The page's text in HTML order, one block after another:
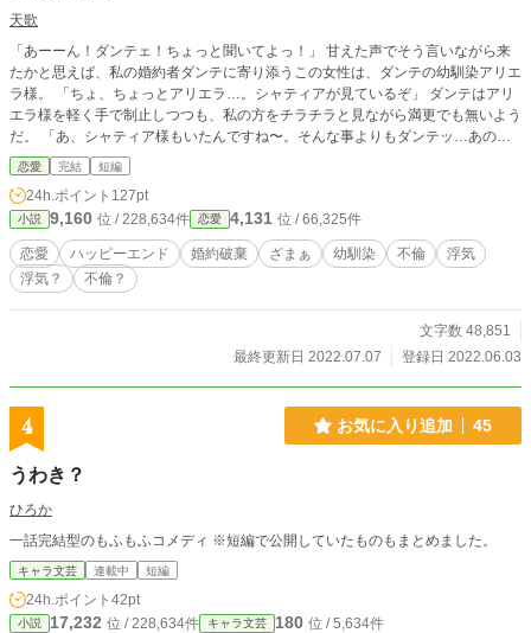
天歌
「あーーん！ダンテェ！ちょっと聞いてよっ！」 甘えた声でそう言いながら来
たかと思えば、私の婚約者ダンテに寄り添うこの女性は、ダンテの幼馴染アリエ
ラ様。 「ちょ、ちょっとアリエラ…。シャティアが見ているぞ」 ダンテはアリ
エラ様を軽く手で制止しつつも、私の方をチラチラと見ながら満更でも無いよう
だ。 「あ、シャティア様もいたんですね〜。そんな事よりもダンテッ…あの
ね…」 この距離で私が見えなければ医者を全力でお勧めしたい。 そして完全に
2人の世界に入っていく婚約者とその幼馴染…。 いつもこうなのだ。 いつも私
がダンテと過ごしていると必ずと言って良いほどアリエラ様が現れ2人の世界へ
旅立たれる。 私も想い合う2人を引き離すような悪女ではありませんよ？ 喜ん
で、身を引かせていただきます！ 短編予定です。 設定緩いかもしれません。お
許しください。 感想欄、返す自信が無く閉じています
恋愛 完結 短編
24h.ポイント 127pt
小説 9,160 位 / 228,634件 恋愛 4,131 位 / 66,325件
恋愛 ハッピーエンド 婚約破棄 ざまぁ 幼馴染 不倫
浮気
浮気？
不倫？
文字数 48,851
最終更新日 2022.07.07
登録日 2022.06.03
4 お気に入り追加 45
うわき？
ひろか
一話完結型のもふもふコメディ ※短編で公開していたものもまとめました。
キャラ文芸 連載中 短編
24h.ポイント 42pt
小説 17,232 位 / 228,634件 キャラ文芸 180 位 / 5,634件